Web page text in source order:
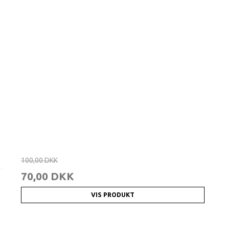
100,00 DKK
70,00 DKK
VIS PRODUKT